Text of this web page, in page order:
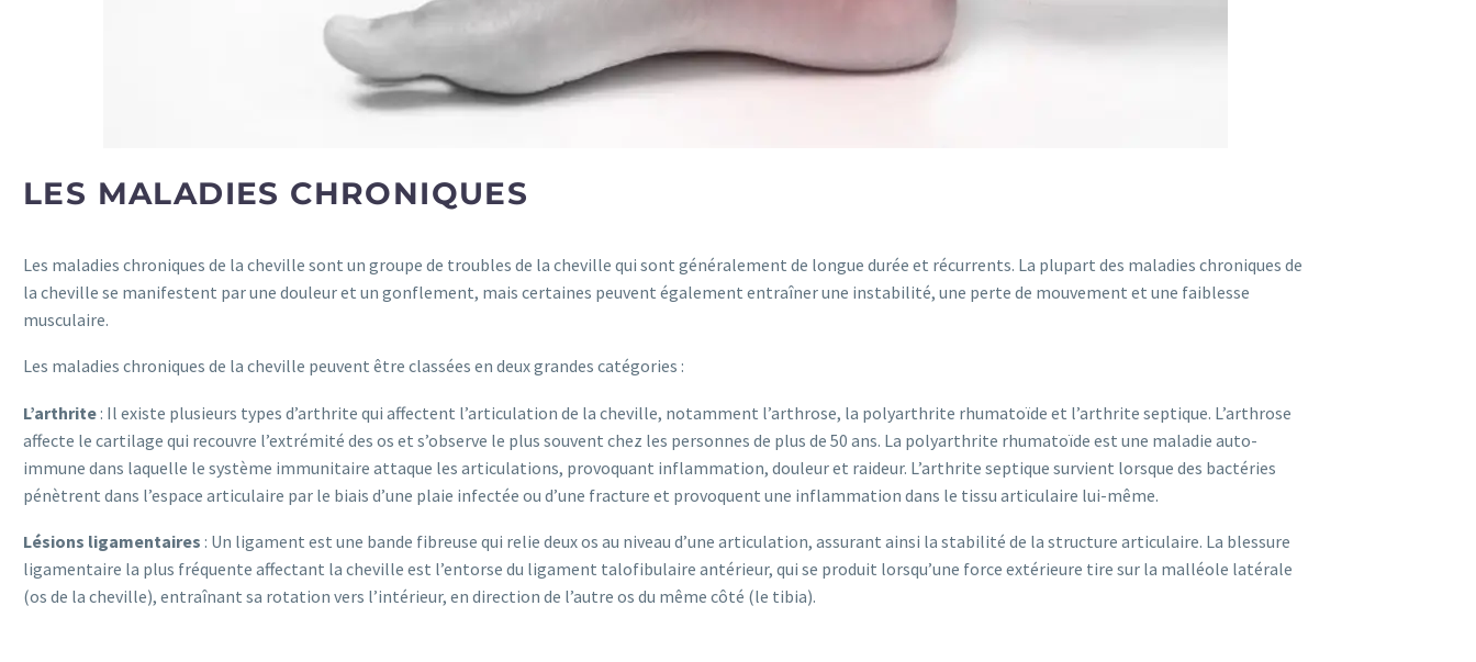
LES MALADIES CHRONIQUES
Les maladies chroniques de la cheville sont un groupe de troubles de la cheville qui sont généralement de longue durée et récurrents. La plupart des maladies chroniques de
la cheville se manifestent par une douleur et un gonflement, mais certaines peuvent également entraîner une instabilité, une perte de mouvement et une faiblesse
musculaire.
Les maladies chroniques de la cheville peuvent être classées en deux grandes catégories :
L’arthrite : Il existe plusieurs types d’arthrite qui affectent l’articulation de la cheville, notamment l’arthrose, la polyarthrite rhumatoïde et l’arthrite septique. L’arthrose
affecte le cartilage qui recouvre l’extrémité des os et s’observe le plus souvent chez les personnes de plus de 50 ans. La polyarthrite rhumatoïde est une maladie auto-
immune dans laquelle le système immunitaire attaque les articulations, provoquant inflammation, douleur et raideur. L’arthrite septique survient lorsque des bactéries
pénètrent dans l’espace articulaire par le biais d’une plaie infectée ou d’une fracture et provoquent une inflammation dans le tissu articulaire lui-même.
Lésions ligamentaires : Un ligament est une bande fibreuse qui relie deux os au niveau d’une articulation, assurant ainsi la stabilité de la structure articulaire. La blessure
ligamentaire la plus fréquente affectant la cheville est l’entorse du ligament talofibulaire antérieur, qui se produit lorsqu’une force extérieure tire sur la malléole latérale
(os de la cheville), entraînant sa rotation vers l’intérieur, en direction de l’autre os du même côté (le tibia).